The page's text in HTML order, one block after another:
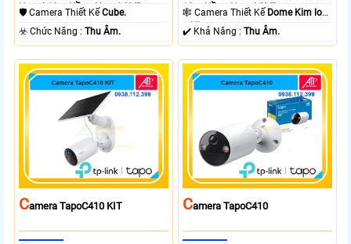
Ngoại 10m Hồng Ngoại SMD.
🛡 Camera Thiết KếCube.
️☣️ Chức Năng :Thu Âm.
10m Hồng Ngoại SMD.
🕸️ Camera Thiết Kế Dome Kim loại
+ Nhựa.
️✔️ Khả Năng :Thu Âm.
CAmera TapoC410 KIT CAmera TapoC410